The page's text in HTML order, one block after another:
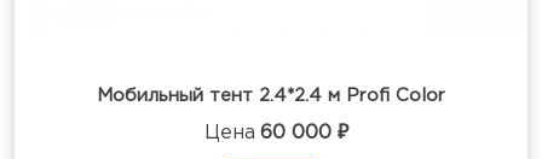
Мобильный тент 2.4*2.4 м Profi Color
Цена 60 000 ₽